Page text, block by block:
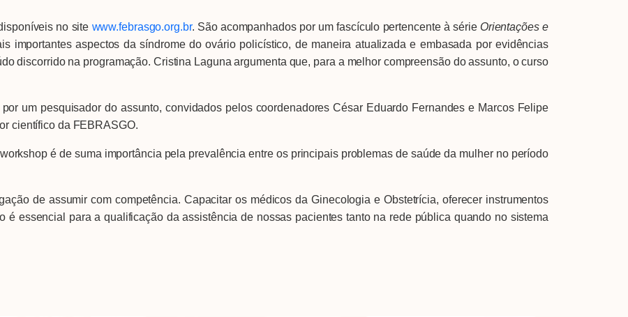
no site www.febrasgo.org.br. São acompanhados por um fascículo pertencente à sérieOrientações e
importantes aspectos da síndrome do ovário policístico, de maneira atualizada e embasada por evidências
discorrido na programação. Cristina Laguna argumenta que, para a melhor compreensão do assunto, o curso
um pesquisador do assunto, convidados pelos coordenadores César Eduardo Fernandes e Marcos Felipe
científico da FEBRASGO.
é de suma importância pela prevalência entre os principais problemas de saúde da mulher no período
de assumir com competência. Capacitar os médicos da Ginecologia e Obstetrícia, oferecer instrumentos
é essencial para a qualificação da assistência de nossas pacientes tanto na rede pública quando no sistema